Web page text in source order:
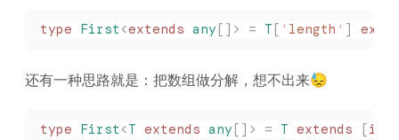
type First <extends any []> = T [ ' length ' ]
还有一种思路就是：把数组做分解，想不出来😓
type First <T extends any []> = T extends [